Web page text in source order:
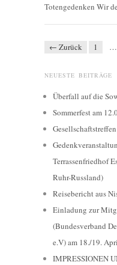
Totengedenken Wir
← Zurück 1 …
NEUESTE BEITRÄGE
Überfall auf die
Sommerfest am
Terrassenfriedhof
Ruhr-Russland)
Reisebericht aus
Einladung zur
(Bundesverband
e.V) am 18./19.
IMPRESSIONEN